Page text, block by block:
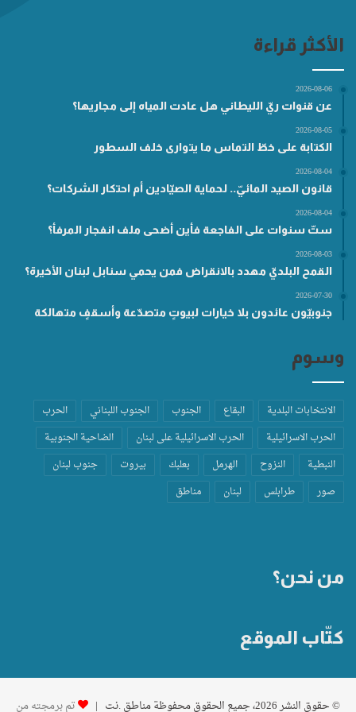
الأكثر قراءة
2026-08-06
عن قنوات ريّ الليطاني هل عادت المياه إلى مجاريها؟
2026-08-05
الكتابة على خطّ التماس ما يتوارى خلف السطور
2026-08-04
قانون الصيد المائيّ.. لحماية الصيّادين أم احتكار الشركات؟
2026-08-04
ستّ سنوات على الفاجعة فأين أضحى ملف انفجار المرفأ؟
2026-08-03
القمح البلديّ مهدد بالانقراض فمن يحمي سنابل لبنان الأخيرة؟
2026-07-30
جنوبيّون عائدون بلا خيارات لبيوتٍ متصدّعة وأسقفٍ متهالكة
وسوم
الانتخابات البلدية البقاع الجنوب الجنوب اللبناني
الحرب
الحرب الاسرائيلية
الحرب الاسرائيلية على لبنان
الضاحية الجنوبية
النبطية
النزوح الهرمل بعلبك بيروت
جنوب لبنان
صور
طرابلس لبنان مناطق
من نحن؟
كتّاب الموقع
© حقوق النشر 2026، جميع الحقوق محفوظة مناطق .نت | تم برمجته من